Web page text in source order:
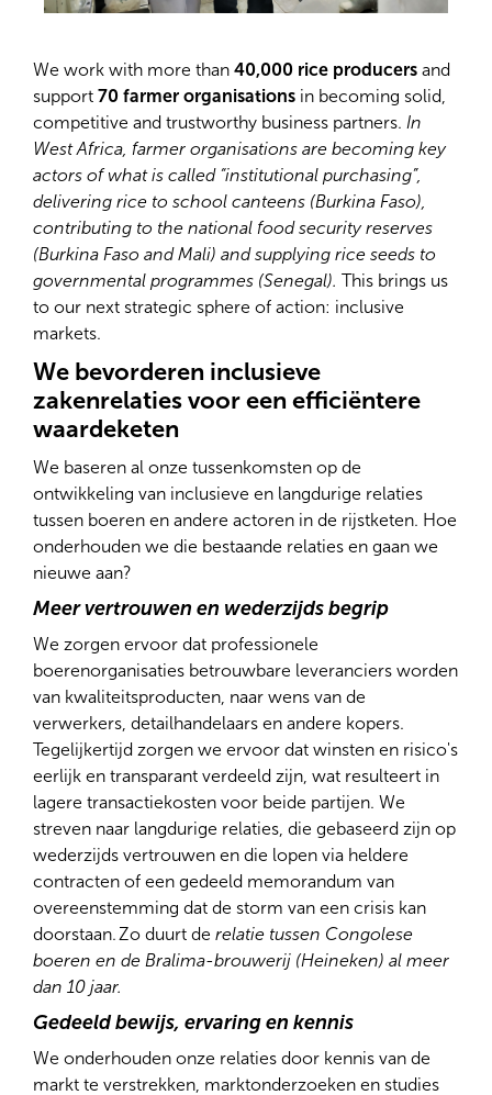
We work with more than 40,000 rice producers and
support 70 farmer organisations in becoming solid,
competitive and trustworthy business partners. In
West Africa, farmer organisations are becoming key
actors of what is called “institutional purchasing”,
delivering rice to school canteens (Burkina Faso),
contributing to the national food security reserves
(Burkina Faso and Mali) and supplying rice seeds to
governmental programmes (Senegal). This brings us
to our next strategic sphere of action: inclusive
markets.
We bevorderen inclusieve
zakenrelaties voor een efficiëntere
waardeketen
We baseren al onze tussenkomsten op de
ontwikkeling van inclusieve en langdurige relaties
tussen boeren en andere actoren in de rijstketen. Hoe
onderhouden we die bestaande relaties en gaan we
nieuwe aan?
Meer vertrouwen en wederzijds begrip
We zorgen ervoor dat professionele
boerenorganisaties betrouwbare leveranciers worden
van kwaliteitsproducten, naar wens van de
verwerkers, detailhandelaars en andere kopers.
Tegelijkertijd zorgen we ervoor dat winsten en risico's
eerlijk en transparant verdeeld zijn, wat resulteert in
lagere transactiekosten voor beide partijen. We
streven naar langdurige relaties, die gebaseerd zijn op
wederzijds vertrouwen en die lopen via heldere
contracten of een gedeeld memorandum van
overeenstemming dat de storm van een crisis kan
doorstaan. Zo duurt de relatie tussen Congolese
boeren en de Bralima-brouwerij (Heineken) al meer
dan 10 jaar.
Gedeeld bewijs, ervaring en kennis
We onderhouden onze relaties door kennis van de
markt te verstrekken, marktonderzoeken en studies